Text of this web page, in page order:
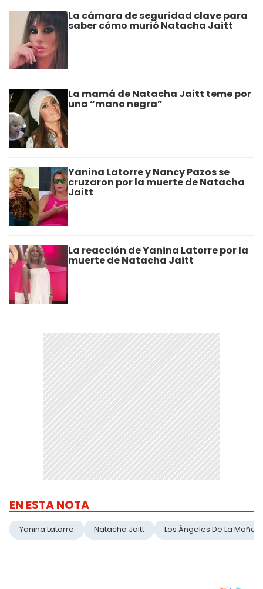
La cámara de seguridad clave para
saber cómo murió Natacha Jaitt
La mamá de Natacha Jaitt teme por
una “mano negra”
Yanina Latorre y Nancy Pazos se
cruzaron por la muerte de Natacha
Jaitt
La reacción de Yanina Latorre por la
muerte de Natacha Jaitt
EN ESTA NOTA
Yanina Latorre Natacha Jaitt Los Ángeles De La